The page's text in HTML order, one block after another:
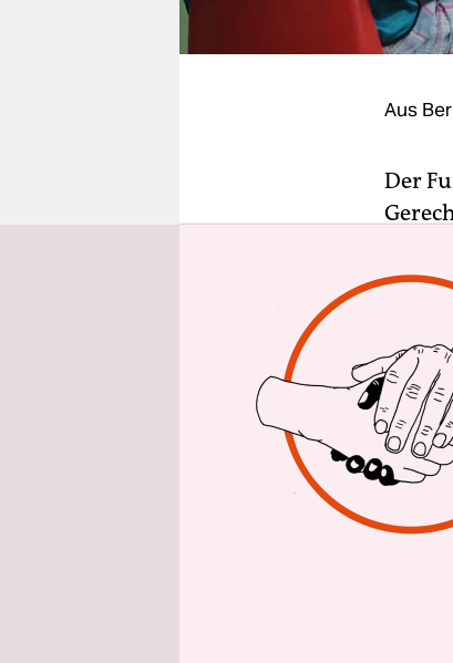
Aus
Der
Zwei